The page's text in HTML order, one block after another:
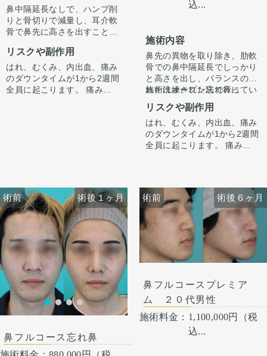
鼻中隔延長なしで、ハンプ削
りと骨切りで減量し、耳介軟
骨で鼻先に高さを出すことで
正面から見たときもすっきり
するよう整えています。
リスクや副作用
はれ、むくみ、内出血、痛み
のダウンタイムが1から2週間
全員に起こります。 痛みは3
人差があるので、手術を受け
た人全員がこの写真の様な変
化をするわけではありません
のでご注意下さい。 カウンセ
リングにて診察させていただ
いた上でその方一人一人の状
態をふまえて、治療法をご提
案します
込...
施術内容
鼻先の異物を取り除き、肋軟
骨での鼻中隔延長でしっかり
と高さを出し、バランスのと
れた洗練された忘れ鼻に
『鼻先〜鼻先の低さが悩み。
オステオポールを抜去して、
しっかり高さを出したい。』
というお悩みで受診されまし
た。
オステオポールを抜去し、肋
軟骨を用いて鼻中隔延長を行
い、しっかりと高いベースを
作りました。
鼻先の皮膚がオステオポール
で薄くなっていたため、
onlayの耳介軟骨の上に真皮
く、鼻先の高さをだしまし
ハンプ削りとプロテーゼに
て、鼻筋が鼻先にかけて自然
だけどしっかりした高さにな
施術はオープン法で行ってい
ます。鼻柱に傷がつき、赤み
がでますが、3ヶ月〜半年ほ
どで色味は抜けて目立ちづら
くなってきます。
手術後1ヶ月でスッキリして
いますが、ここからよりスッ
キリし、半年ほどで完成とな
は抜けて目立ちづらくなりま
す。
リスクや副作用
はれ、むくみ、内出血、痛み
のダウンタイムが1から2週間
全員に起こります。 痛みは3
す。内出血は平均2週間くら
いで目立たなくなります。 稀
に感染がありますが、そのよ
うな際は責任を持って当院で
治療します。 仕上がりには個
人差があるので、手術を受け
た人全員がこの写真の様な変
のでご注意下さい。 カウンセ
いた上でその方一人一人の状
態をふまえて、治療法をご提
術前 術後１ヶ月 術前 術後１ヶ月
鼻フルコース忘れ鼻
術前 術後６ヶ月
鼻フルコースプレミア
ム ２０代男性
施術料金： 1,100,000円（税
込...